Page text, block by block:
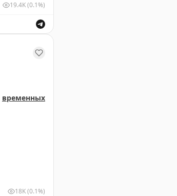
19.4K(0.1%)
временных
18K(0.1%)